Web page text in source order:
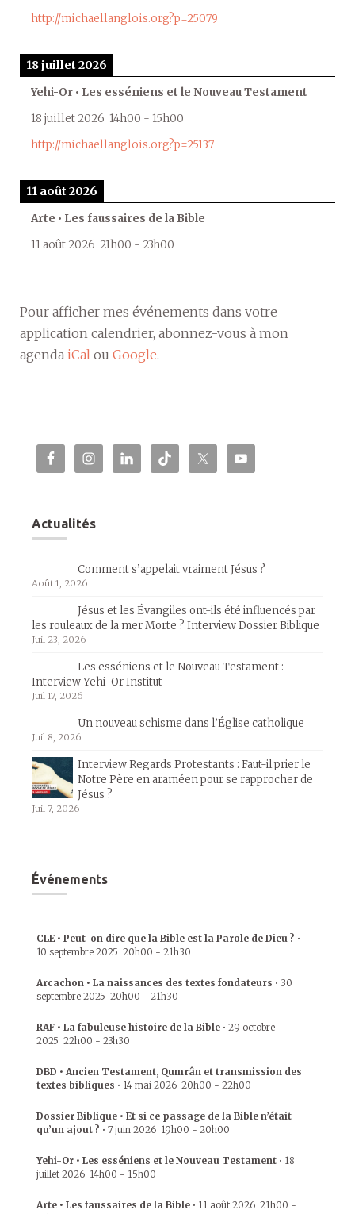
http://michaellanglois.org?p=25079
18 juillet 2026
Yehi-Or • Les esséniens et le Nouveau Testament
18 juillet 2026 14h00 - 15h00
http://michaellanglois.org?p=25137
11 août 2026
Arte • Les faussaires de la Bible
11 août 2026 21h00 - 23h00
Pour afficher mes événements dans votre
application calendrier, abonnez-vous à mon
agenda iCal ou Google.
Actualités
Comment s’appelait vraiment Jésus ?
Août 1, 2026
Jésus et les Évangiles ont-ils été influencés par
les rouleaux de la mer Morte ? Interview Dossier Biblique
Juil 23, 2026
Les esséniens et le Nouveau Testament :
Interview Yehi-Or Institut
Juil 17, 2026
Un nouveau schisme dans l’Église catholique
Juil 8, 2026
Interview Regards Protestants : Faut-il prier le
Notre Père en araméen pour se rapprocher de
Jésus ?
Juil 7, 2026
Événements
CLE • Peut-on dire que la Bible est la Parole de Dieu ? •
10 septembre 2025 20h00 - 21h30
Arcachon • La naissances des textes fondateurs • 30
septembre 2025 20h00 - 21h30
RAF • La fabuleuse histoire de la Bible • 29 octobre
2025 22h00 - 23h30
DBD • Ancien Testament, Qumrân et transmission des
textes bibliques • 14 mai 2026 20h00 - 22h00
Dossier Biblique • Et si ce passage de la Bible n’était
qu’un ajout ? • 7 juin 2026 19h00 - 20h00
Yehi-Or • Les esséniens et le Nouveau Testament • 18
juillet 2026 14h00 - 15h00
Arte • Les faussaires de la Bible • 11 août 2026 21h00 -